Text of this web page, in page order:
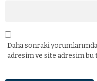
Daha sonraki
adresim ve site adresim bu